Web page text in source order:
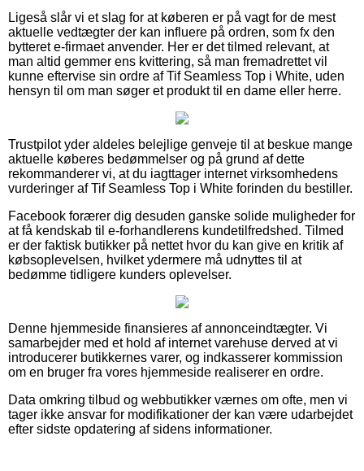
Ligeså slår vi et slag for at køberen er på vagt for de mest
aktuelle vedtægter der kan influere på ordren, som fx den
bytteret e-firmaet anvender. Her er det tilmed relevant, at
man altid gemmer ens kvittering, så man fremadrettet vil
kunne eftervise sin ordre af Tif Seamless Top i White, uden
hensyn til om man søger et produkt til en dame eller herre.
Trustpilot yder aldeles belejlige genveje til at beskue mange
aktuelle køberes bedømmelser og på grund af dette
rekommanderer vi, at du iagttager internet virksomhedens
vurderinger af Tif Seamless Top i White forinden du bestiller.
Facebook forærer dig desuden ganske solide muligheder for
at få kendskab til e-forhandlerens kundetilfredshed. Tilmed
er der faktisk butikker på nettet hvor du kan give en kritik af
købsoplevelsen, hvilket ydermere må udnyttes til at
bedømme tidligere kunders oplevelser.
Denne hjemmeside finansieres af annonceindtægter. Vi
samarbejder med et hold af internet varehuse derved at vi
introducerer butikkernes varer, og indkasserer kommission
om en bruger fra vores hjemmeside realiserer en ordre.
Data omkring tilbud og webbutikker værnes om ofte, men vi
tager ikke ansvar for modifikationer der kan være udarbejdet
efter sidste opdatering af sidens informationer.